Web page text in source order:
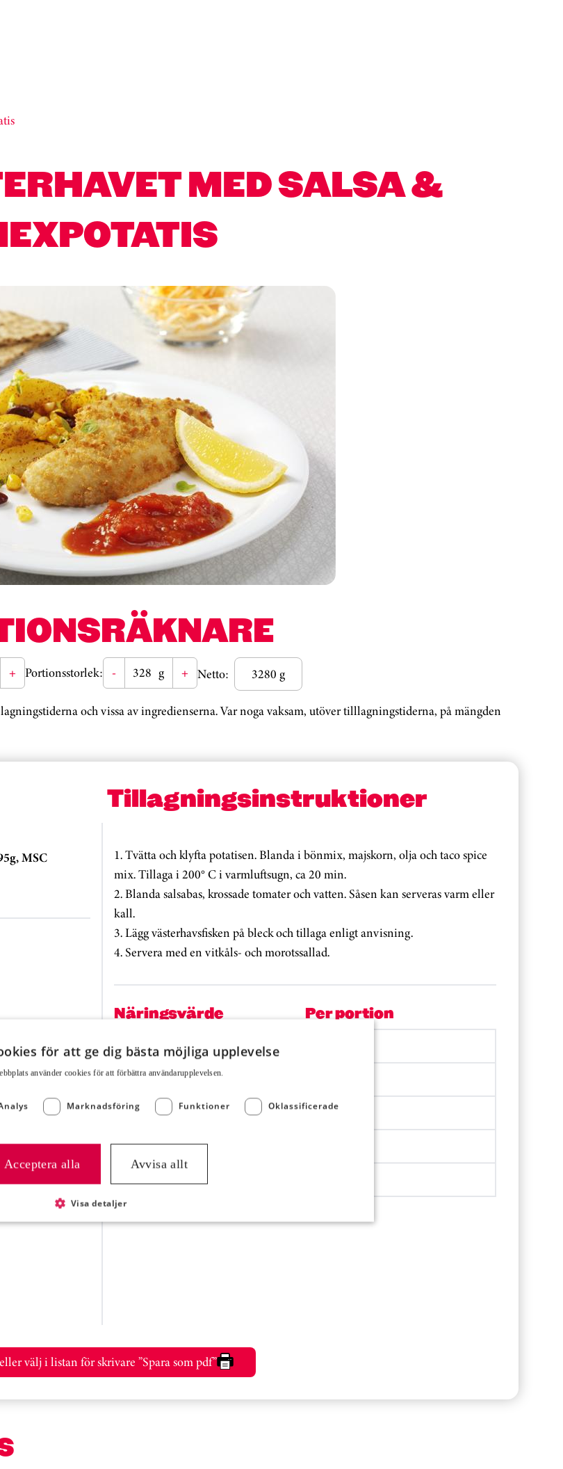
MED SALSA &
+ Portionsstorlek: - g + Netto: 3280 g
och vissa av ingredienserna. Var noga vaksam, utöver tilllagningstiderna, på mängden
Tillagningsinstruktioner
MSC
(Art.nr:
1. Tvätta och klyfta potatisen. Blanda i bönmix, majskorn, olja och taco spice
mix. Tillaga i 200° C i varmluftsugn, ca 20 min.
2. Blanda salsabas, krossade tomater och vatten. Såsen kan serveras varm eller
kall.
3. Lägg västerhavsfisken på bleck och tillaga enligt anvisning.
4. Servera med en vitkåls- och morotssallad.
Näringsvärde Per portion
Energi (kJ)
Energi (kcal)
Fett
16.4 g
Kolhydrater
Protein
välj i listan för skrivare ”Spara som pdf”
för att ge dig bästa möjliga upplevelse
använder cookies för att för­bättra användar­upplevelsen.
Marknadsföring Funktioner Oklassificerade
Acceptera alla Avvisa allt
Visa detaljer